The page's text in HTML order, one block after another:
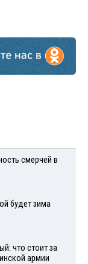
смерчей в
будет зима
что стоит за
армии